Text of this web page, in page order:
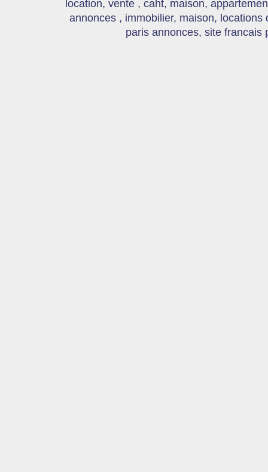
location, vente , caht, maison,
annonces , immobilier, maison,
paris annonces, site francais